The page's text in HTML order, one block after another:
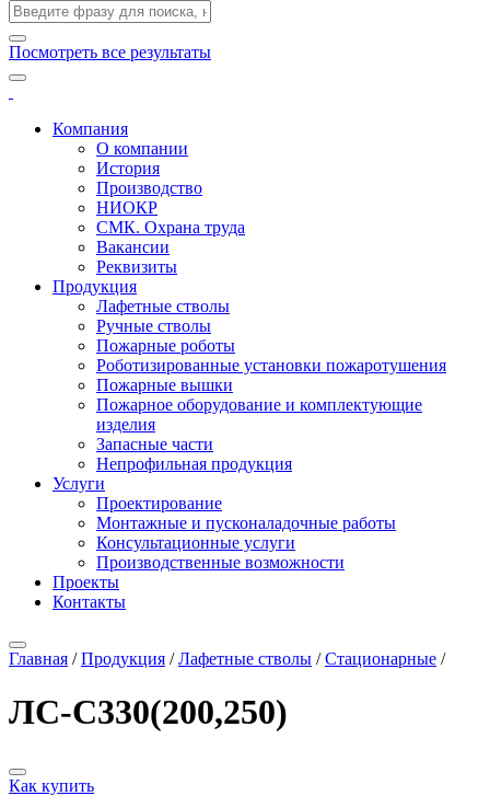
Посмотреть все результаты
Компания
О компании
История
Производство
НИОКР
СМК. Охрана труда
Вакансии
Реквизиты
Продукция
Лафетные стволы
Ручные стволы
Пожарные роботы
Роботизированные установки пожаротушения
Пожарные вышки
Пожарное оборудование и комплектующие
изделия
Запасные части
Непрофильная продукция
Услуги
Проектирование
Монтажные и пусконаладочные работы
Консультационные услуги
Производственные возможности
Проекты
Контакты
Главная /Продукция /Лафетные стволы /Стационарные /
ЛС-С330(200,250)
Как купить